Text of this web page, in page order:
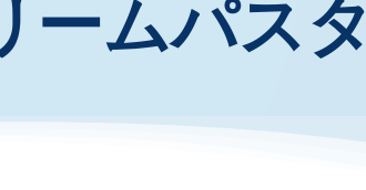
ームパスタ